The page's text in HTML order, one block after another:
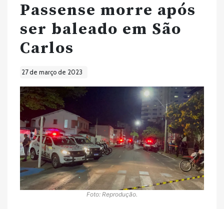
Passense morre após
ser baleado em São
Carlos
27 de março de 2023
Foto: Reprodução.